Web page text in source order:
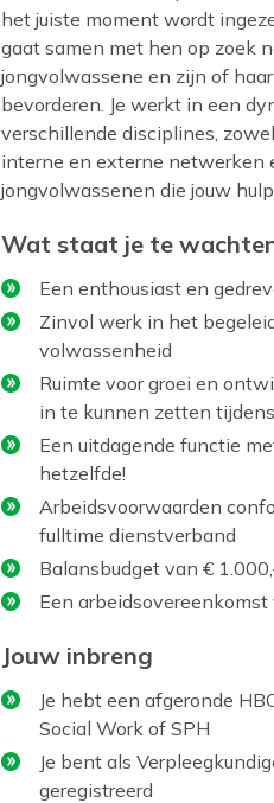
het juiste moment wordt
gaat samen met hen op zoek
jongvolwassene en zijn of
bevorderen. Je werkt in een
verschillende disciplines,
interne en externe netwerken
jongvolwassenen die jouw
Wat staat je te
Een enthousiast en
Zinvol werk in het
volwassenheid
Ruimte voor groei en
in te kunnen zetten
Een uitdagende functie
hetzelfde!
Arbeidsvoorwaarden
fulltime dienstverband
Balansbudget van €
Een
Jouw inbreng
Je hebt een afgeronde
Social Work of SPH
Je bent als
geregistreerd